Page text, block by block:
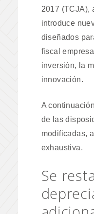
2017 (TCJA),
introduce
diseñados
fiscal
inversión, la
innovación.
A
de las
modificadas,
exhaustiva.
Se